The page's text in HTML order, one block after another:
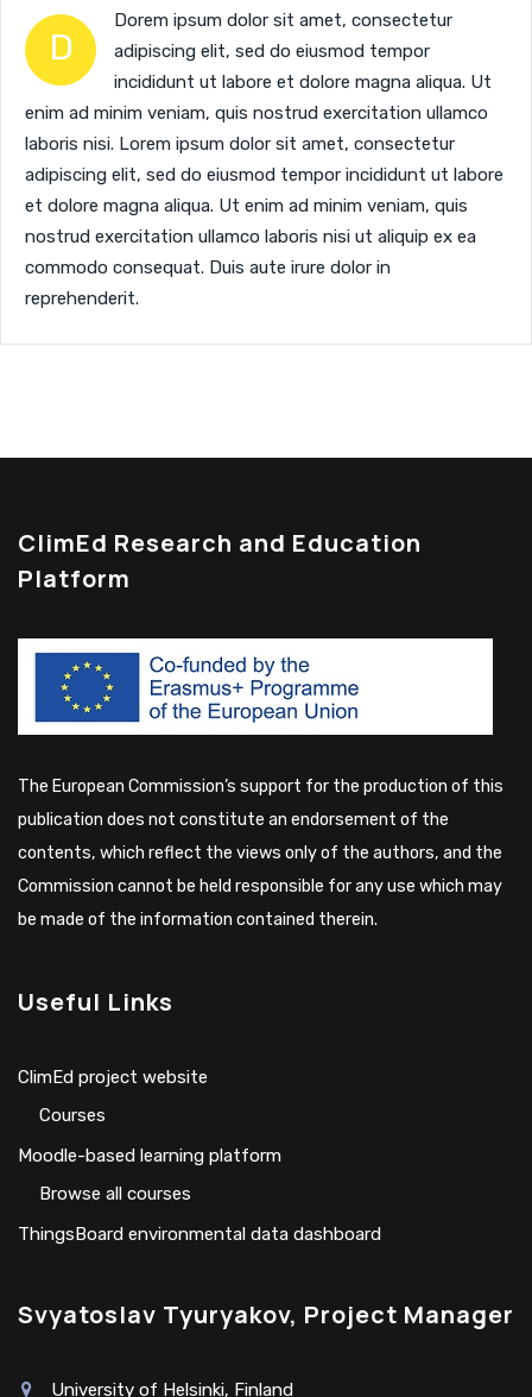
D
Dorem ipsum dolor sit amet, consectetur
adipiscing elit, sed do eiusmod tempor
incididunt ut labore et dolore magna aliqua. Ut
enim ad minim veniam, quis nostrud exercitation ullamco
laboris nisi. Lorem ipsum dolor sit amet, consectetur
adipiscing elit, sed do eiusmod tempor incididunt ut labore
et dolore magna aliqua. Ut enim ad minim veniam, quis
nostrud exercitation ullamco laboris nisi ut aliquip ex ea
commodo consequat. Duis aute irure dolor in
reprehenderit.
ClimEd Research and Education
Platform
The European Commission’s support for the production of this
publication does not constitute an endorsement of the
contents, which reflect the views only of the authors, and the
Commission cannot be held responsible for any use which may
be made of the information contained therein.
Useful Links
ClimEd project website
Сourses
Moodle-based learning platform
Browse all courses
ThingsBoard environmental data dashboard
Svyatoslav Tyuryakov, Project Manager
University of Helsinki, Finland